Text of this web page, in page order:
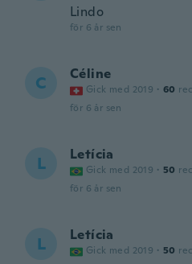
Lindo
för 6 år sen
C Céline
Gick med 2019 · 60
för 6 år sen
L Letícia
Gick med 2019 · 50
för 6 år sen
L Letícia
Gick med 2019 · 50